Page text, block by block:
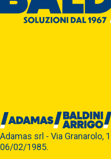
Adamas srl - Via Granarolo,
06/02/1985.